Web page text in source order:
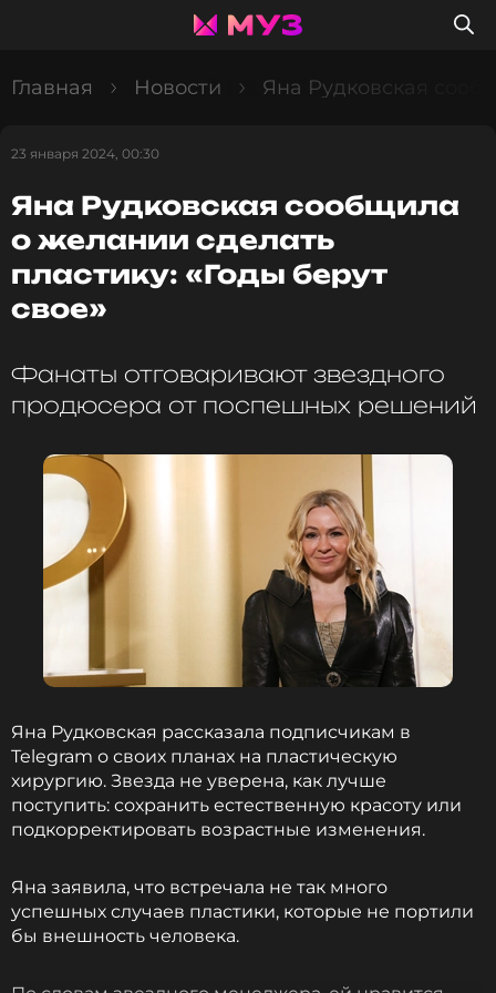
Главная Новости Яна Рудковская
23 января 2024, 00:30
Яна Рудковская сообщила
о желании сделать
пластику: «Годы берут
свое»
Фанаты отговаривают звездного
продюсера от поспешных решений
Яна Рудковская рассказала подписчикам в
Telegram о своих планах на пластическую
хирургию. Звезда не уверена, как лучше
поступить: сохранить естественную красоту или
подкорректировать возрастные изменения.
Яна заявила, что встречала не так много
успешных случаев пластики, которые не портили
бы внешность человека.